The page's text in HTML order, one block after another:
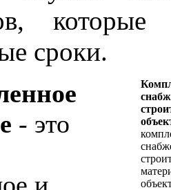
сроки.
- это
и